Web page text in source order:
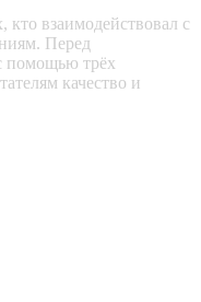
кто взаимодействовал с
Перед
помощью трёх
качество и